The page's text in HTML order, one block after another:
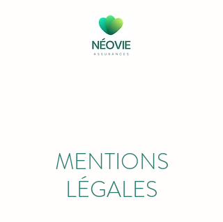
MENTIONS
LÉGALES